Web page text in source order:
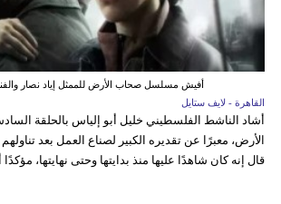
أفيش مسلسل صحاب الأرض للممثل إياد نصار
القاهرة - لايف ستايل
أشاد الناشط الفلسطيني خليل أبو إلياس بالحلقة
الأرض، معبرًا عن تقديره الكبير لصناع العمل بعد
قال إنه كان شاهدًا عليها منذ بدايتها وحتى نهايتها،